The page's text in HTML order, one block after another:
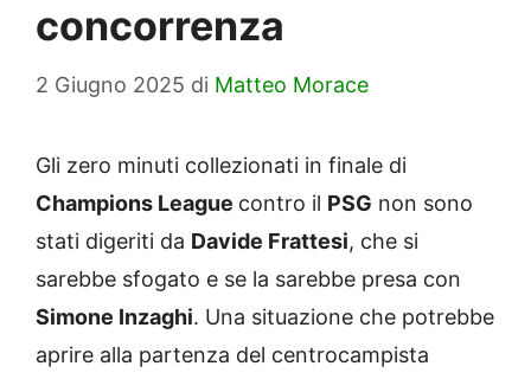
concorrenza
2 Giugno 2025 di Matteo Morace
Gli zero minuti collezionati in finale di
Champions League contro il PSG non sono
stati digeriti da Davide Frattesi, che si
sarebbe sfogato e se la sarebbe presa con
Simone Inzaghi. Una situazione che potrebbe
aprire alla partenza del centrocampista